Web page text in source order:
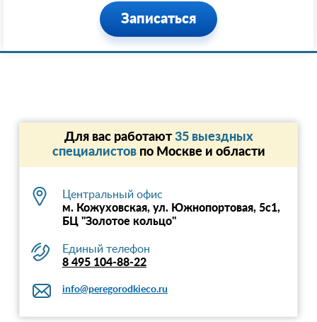
Записаться
Для вас работают35 выездных
специалистовпо Москве и области
Центральный офис
м. Кожуховская, ул. Южнопортовая, 5с1,
БЦ "Золотое кольцо"
Единый телефон
8 495 104-88-22
info@peregorodkieco.ru